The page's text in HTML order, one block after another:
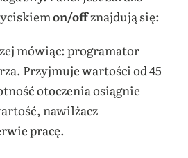
on/offznajdują się:
mówiąc: programator
Przyjmuje wartości od 45
otoczenia osiągnie
nawilżacz
pracę.